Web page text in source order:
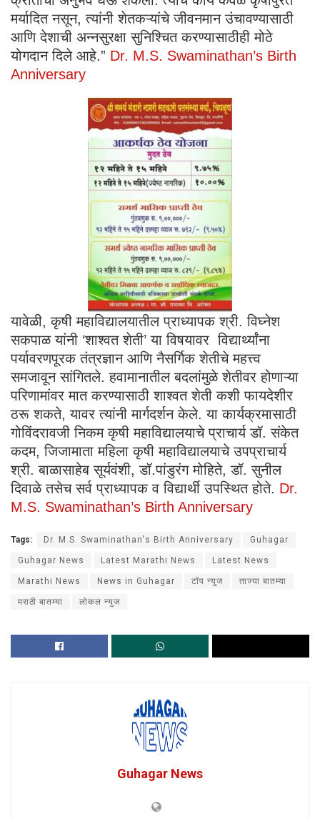
मर्यादित नसून, त्यांनी शेतकऱ्यांचे जीवनमान उंचावण्यासाठी
आणि देशाची अन्नसुरक्षा सुनिश्चित करण्यासाठीही मोठे
योगदान दिले आहे.” Dr. M.S. Swaminathan’s Birth
Anniversary
यावेळी, कृषी महाविद्यालयातील प्राध्यापक श्री. विघ्नेश
सकपाळ यांनी ‘शाश्वत शेती’ या विषयावर विद्यार्थ्यांना
पर्यावरणपूरक तंत्रज्ञान आणि नैसर्गिक शेतीचे महत्त्व
समजावून सांगितले. हवामानातील बदलांमुळे शेतीवर होणाऱ्या
परिणामांवर मात करण्यासाठी शाश्वत शेती कशी फायदेशीर
ठरू शकते, यावर त्यांनी मार्गदर्शन केले. या कार्यक्रमासाठी
गोविंदरावजी निकम कृषी महाविद्यालयाचे प्राचार्य डॉ. संकेत
कदम, जिजामाता महिला कृषी महाविद्यालयाचे उपप्राचार्य
श्री. बाळासाहेब सूर्यवंशी, डॉ.पांडुरंग मोहिते, डॉ. सुनील
दिवाळे तसेच सर्व प्राध्यापक व विद्यार्थी उपस्थित होते. Dr.
M.S. Swaminathan’s Birth Anniversary
Tags: Dr. M.S. Swaminathan's Birth Anniversary Guhagar
Guhagar News Latest Marathi News Latest News
Marathi News News in Guhagar टॉप न्युज ताज्या बातम्या
मराठी बातम्या लोकल न्युज
Guhagar News